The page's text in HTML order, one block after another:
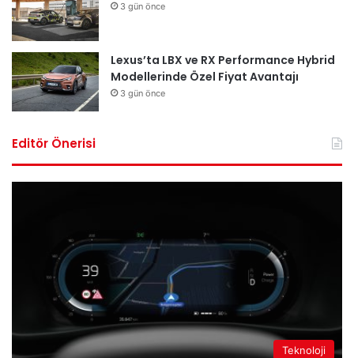
3 gün önce
Lexus’ta LBX ve RX Performance Hybrid
Modellerinde Özel Fiyat Avantajı
3 gün önce
Editör Önerisi
Teknoloji